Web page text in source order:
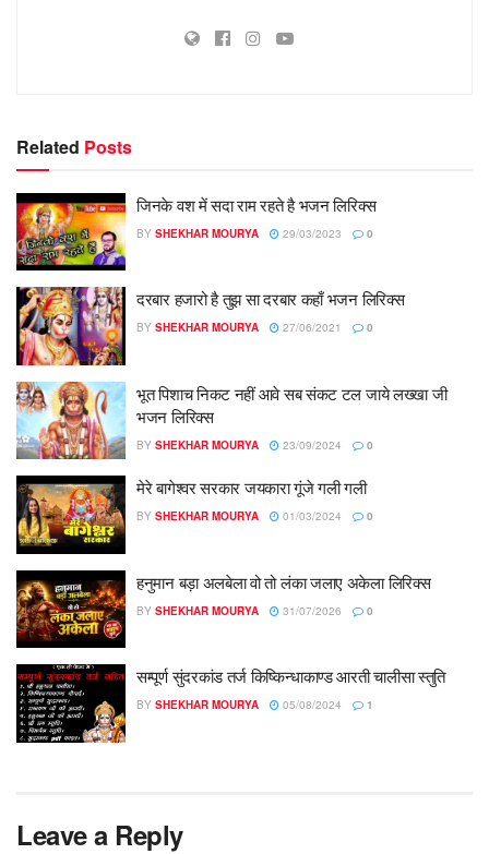
Related Posts
जिनके वश में सदा राम रहते है भजन लिरिक्स
BY SHEKHAR MOURYA 29/03/2023 0
दरबार हजारो है तुझ सा दरबार कहाँ भजन लिरिक्स
BY SHEKHAR MOURYA 27/06/2021 0
भूत पिशाच निकट नहीं आवे सब संकट टल जाये लख्खा जी
भजन लिरिक्स
BY SHEKHAR MOURYA 23/09/2024 0
मेरे बागेश्वर सरकार जयकारा गूंजे गली गली
BY SHEKHAR MOURYA 01/03/2024 0
हनुमान बड़ा अलबेला वो तो लंका जलाए अकेला लिरिक्स
BY SHEKHAR MOURYA 31/07/2026 0
सम्पूर्ण सुंदरकांड तर्ज किष्किन्धाकाण्ड आरती चालीसा स्तुति
BY SHEKHAR MOURYA 05/08/2024 1
Leave a Reply